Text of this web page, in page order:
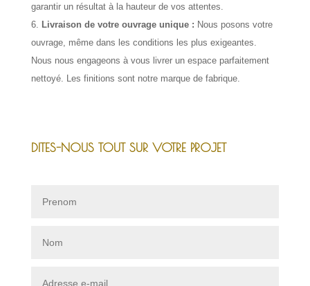
garantir un résultat à la hauteur de vos attentes.
Livraison de votre ouvrage unique : Nous posons votre
ouvrage, même dans les conditions les plus exigeantes.
Nous nous engageons à vous livrer un espace parfaitement
nettoyé. Les finitions sont notre marque de fabrique.
DITES-NOUS TOUT SUR VOTRE PROJET